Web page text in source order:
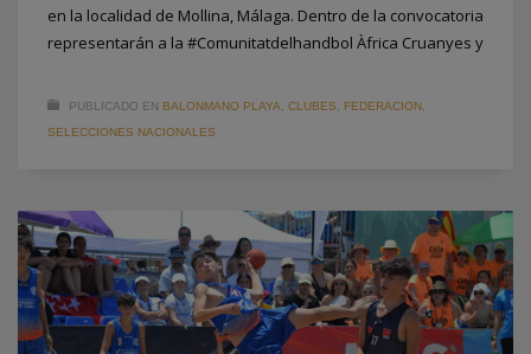
en la localidad de Mollina, Málaga. Dentro de la convocatoria
representarán a la #Comunitatdelhandbol Àfrica Cruanyes y
PUBLICADO EN BALONMANO PLAYA CLUBES FEDERACION
SELECCIONES NACIONALES